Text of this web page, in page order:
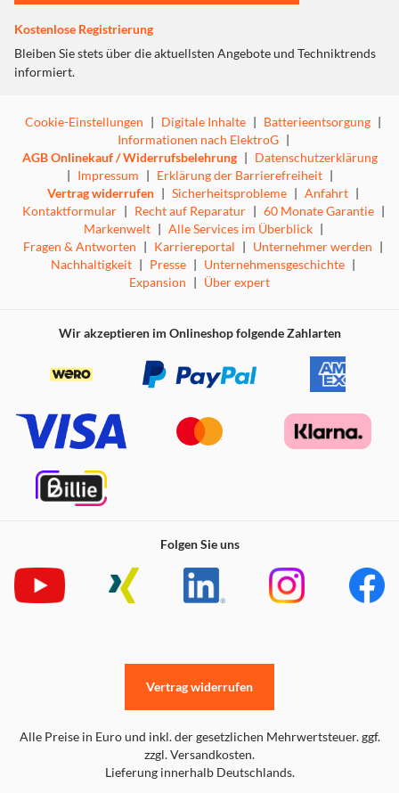
Kostenlose Registrierung
Bleiben Sie stets über die aktuellsten Angebote und Techniktrends
informiert.
Cookie-Einstellungen | Digitale Inhalte | Batterieentsorgung |
Informationen nach ElektroG |
AGB Onlinekauf / Widerrufsbelehrung | Datenschutzerklärung
| Impressum | Erklärung der Barrierefreiheit |
Vertrag widerrufen | Sicherheitsprobleme | Anfahrt |
Kontaktformular | Recht auf Reparatur | 60 Monate Garantie |
Markenwelt | Alle Services im Überblick |
Fragen & Antworten | Karriereportal | Unternehmer werden |
Nachhaltigkeit | Presse | Unternehmensgeschichte |
Expansion | Über expert
Wir akzeptieren im Onlineshop folgende Zahlarten
Folgen Sie uns
Alle Preise in Euro und inkl. der gesetzlichen Mehrwertsteuer. ggf.
zzgl. Versandkosten.
Lieferung innerhalb Deutschlands.
Vertrag widerrufen